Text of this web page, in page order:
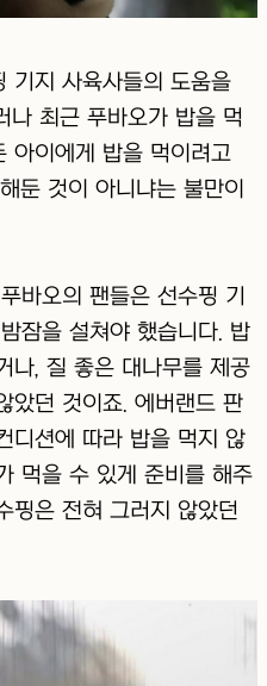
기지 사육사들의 도움을
나 최근 푸바오가 밥을 먹
아이에게 밥을 먹이려고
둔 것이 아니냐는 불만이
바오의 팬들은 선수핑 기
잠을 설쳐야 했습니다. 밥
나, 질 좋은 대나무를 제공
았던 것이죠. 에버랜드 판
디션에 따라 밥을 먹지 않
먹을 수 있게 준비를 해주
핑은 전혀 그러지 않았던